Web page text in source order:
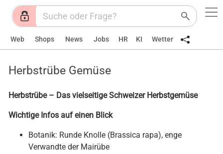
Web Shops News Jobs HR KI Wetter
Herbstrübe Gemüse
Herbstrübe – Das vielseitige Schweizer Herbstgemüse
Wichtige Infos auf einen Blick
Botanik: Runde Knolle (Brassica rapa), enge
Verwandte der Mairübe